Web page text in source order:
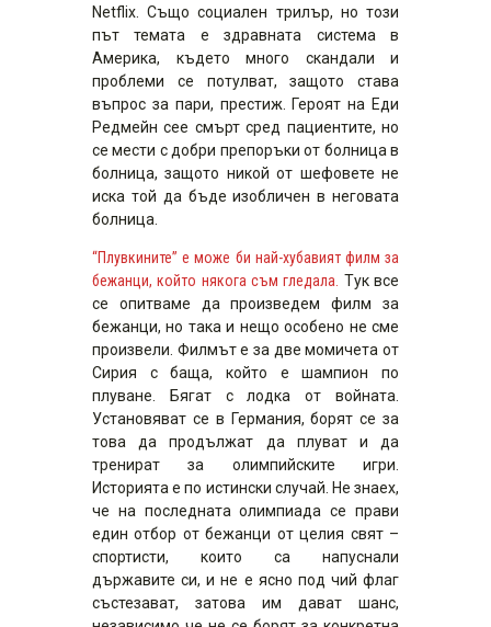
Netflix. Също социален трилър, но този
път темата е здравната система в
Америка, където много скандали и
проблеми се потулват, защото става
въпрос за пари, престиж. Героят на Еди
Редмейн сее смърт сред пациентите, но
се мести с добри препоръки от болница в
болница, защото никой от шефовете не
иска той да бъде изобличен в неговата
болница.
“Плувкините” е може би най-хубавият филм за
бежанци, който някога съм гледала. Тук все
се опитваме да произведем филм за
бежанци, но така и нещо особено не сме
произвели. Филмът е за две момичета от
Сирия с баща, който е шампион по
плуване. Бягат с лодка от войната.
Установяват се в Германия, борят се за
това да продължат да плуват и да
тренират за олимпийските игри.
Историята е по истински случай. Не знаех,
че на последната олимпиада се прави
един отбор от бежанци от целия свят –
спортисти, които са напуснали
държавите си, и не е ясно под чий флаг
състезават, затова им дават шанс,